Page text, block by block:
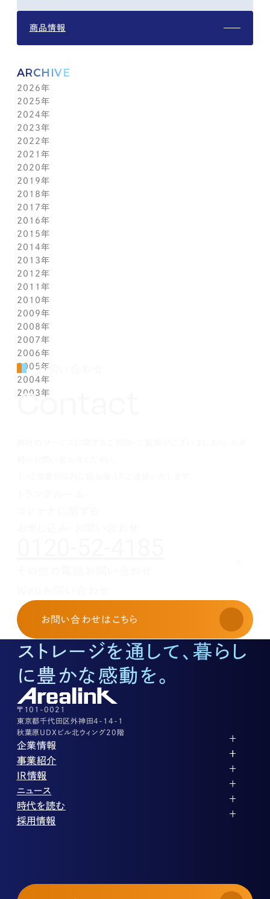
商品情報
ARCHIVE
2026年
8月(2)
7月(14)
6月(5)
5月(6)
4月(12)
3月(13)
2月(9)
1月(4)
2025年
12月(6)
11月(5)
10月(8)
9月(12)
8月(8)
7月(10)
6月(6)
5月(7)
4月(11)
3月(9)
2月(10)
1月(5)
2024年
12月(7)
11月(5)
10月(12)
9月(4)
8月(5)
7月(11)
6月(7)
5月(5)
4月(11)
3月(6)
2月(13)
1月(2)
2023年
12月(3)
11月(13)
10月(11)
9月(3)
8月(5)
7月(8)
6月(2)
5月(12)
4月(5)
3月(8)
2月(9)
1月(3)
2022年
12月(2)
11月(4)
10月(4)
9月(1)
8月(3)
7月(6)
6月(2)
5月(4)
4月(6)
3月(8)
2月(8)
1月(2)
2021年
12月(4)
11月(2)
10月(6)
9月(3)
8月(2)
7月(7)
6月(1)
5月(5)
4月(6)
3月(9)
2月(7)
1月(3)
2020年
12月(2)
11月(3)
10月(5)
9月(3)
8月(3)
7月(5)
6月(1)
5月(3)
4月(6)
3月(3)
2月(6)
1月(1)
2019年
12月(2)
11月(3)
10月(4)
9月(1)
8月(4)
7月(5)
6月(1)
5月(4)
4月(5)
3月(4)
2月(4)
1月(2)
2018年
12月(2)
11月(7)
10月(8)
9月(7)
8月(8)
7月(7)
6月(7)
5月(9)
4月(7)
3月(6)
2月(5)
1月(1)
2017年
12月(2)
11月(5)
10月(5)
9月(5)
8月(6)
7月(7)
6月(1)
5月(3)
4月(3)
3月(3)
2月(5)
2016年
12月(2)
11月(3)
10月(7)
9月(2)
8月(3)
7月(6)
6月(5)
5月(4)
4月(3)
3月(2)
2月(7)
1月(1)
2015年
12月(3)
11月(6)
10月(7)
9月(3)
8月(8)
7月(7)
6月(5)
5月(4)
4月(4)
3月(3)
2月(5)
1月(3)
2014年
12月(2)
11月(7)
10月(7)
9月(6)
8月(5)
7月(9)
6月(6)
5月(3)
4月(7)
3月(3)
2月(6)
2013年
12月(6)
11月(6)
10月(5)
9月(7)
8月(4)
7月(3)
6月(1)
5月(5)
4月(1)
3月(1)
2012年
12月(1)
11月(1)
10月(1)
9月(1)
8月(1)
7月(3)
5月(2)
4月(1)
3月(1)
2011年
12月(1)
11月(1)
10月(2)
8月(2)
7月(4)
5月(2)
4月(1)
3月(3)
2010年
12月(1)
11月(1)
10月(2)
9月(1)
8月(2)
7月(3)
5月(2)
2009年
11月(6)
10月(9)
9月(3)
8月(1)
7月(5)
6月(2)
2008年
11月(4)
10月(2)
9月(2)
8月(4)
7月(3)
2007年
12月(2)
11月(2)
10月(1)
9月(2)
2006年
12月(1)
11月(1)
10月(2)
2005年
10月(2)
8月(4)
2004年
12月(4)
2003年
お問い合わせ
Contact
お申し込み・お問い合わせ
03-3526-8568
土地活用に関するお問い合わせ
03-3526-8574
底地に関するお問い合わせ
03-3526-8572
株式に関するお問い合わせ
03-3526-8556
その他上記に当てはまらない案件等
03-3526-8556
お問い合わせ はこちら
ストレージを通して、暮らし
に豊かな感動を。
〒101-0021
東京都千代田区外神田4-14-1
秋葉原UDXビル北ウィング20階
企業情報
代表メッセージ
企業理念
会社概要
役員紹介
沿革
コーポレートガバナンス
事業紹介
ストレージ事業
パートナー制度
ストレージライフ
土地権利整備事業
オフィス事業
アセット事業
IR情報
IRカレンダー
中期経営計画
事業等のリスク
株式・株主情報
個人投資家の皆様へ
ニュース
PR
IR
時代を読む
投稿一覧
採用情報
採用エントリー